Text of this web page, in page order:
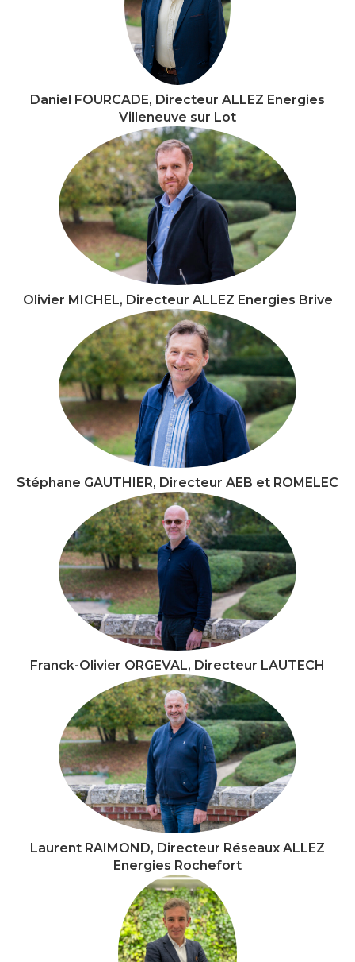
Daniel FOURCADE, Directeur ALLEZ Energies
Villeneuve sur Lot
Olivier MICHEL, Directeur ALLEZ Energies Brive
Stéphane GAUTHIER, Directeur AEB et ROMELEC
Franck-Olivier ORGEVAL, Directeur LAUTECH
Laurent RAIMOND, Directeur Réseaux ALLEZ
Energies Rochefort